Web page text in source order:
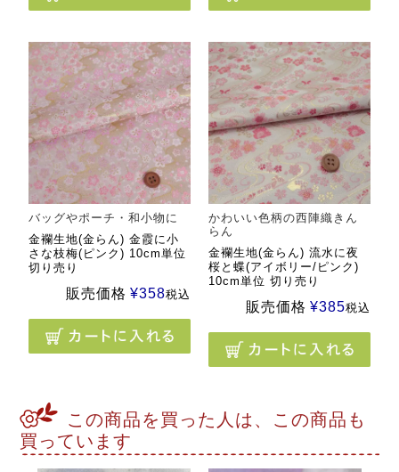
バッグやポーチ・和小物に
金襴生地(金らん) 金霞に小
さな枝梅(ピンク) 10cm単位
切り売り
販売価格 ¥358税込
かわいい色柄の西陣織きん
らん
金襴生地(金らん) 流水に夜
桜と蝶(アイボリー/ピンク)
10cm単位 切り売り
販売価格 ¥385税込
この商品を買った人は、この商品も
買っています